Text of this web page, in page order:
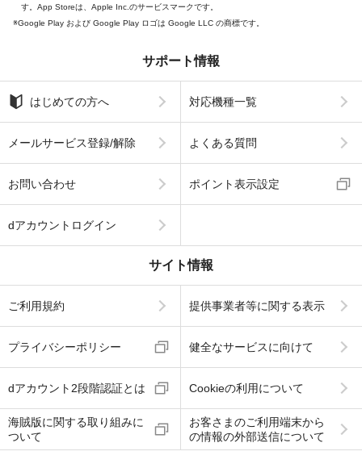
す。App Storeは、Apple Inc.のサービスマークです。
Google Play および Google Play ロゴは Google LLC の商標です。
サポート情報
はじめての方へ 対応機種一覧
メールサービス登録/解除 よくある質問
お問い合わせ ポイント表示設定
dアカウントログイン
サイト情報
ご利用規約 提供事業者等に関する表示
プライバシーポリシー 健全なサービスに向けて
dアカウント2段階認証とは Cookieの利用について
海賊版に関する取り組みに
ついて
お客さまのご利用端末から
の情報の外部送信について